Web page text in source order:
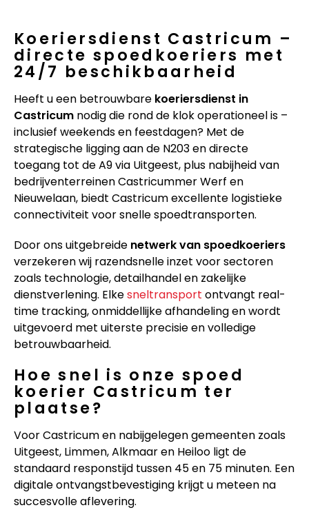
Koeriersdienst Castricum –
directe spoedkoeriers met
24/7 beschikbaarheid
Heeft u een betrouwbare koeriersdienst in
Castricum nodig die rond de klok operationeel is –
inclusief weekends en feestdagen? Met de
strategische ligging aan de N203 en directe
toegang tot de A9 via Uitgeest, plus nabijheid van
bedrijventerreinen Castricummer Werf en
Nieuwelaan, biedt Castricum excellente logistieke
connectiviteit voor snelle spoedtransporten.
Door ons uitgebreide netwerk van spoedkoeriers
verzekeren wij razendsnelle inzet voor sectoren
zoals technologie, detailhandel en zakelijke
dienstverlening. Elkesneltransport ontvangt real-
time tracking, onmiddellijke afhandeling en wordt
uitgevoerd met uiterste precisie en volledige
betrouwbaarheid.
Hoe snel is onze spoed
koerier Castricum ter
plaatse?
Voor Castricum en nabijgelegen gemeenten zoals
Uitgeest, Limmen, Alkmaar en Heiloo ligt de
standaard responstijd tussen 45 en 75 minuten. Een
digitale ontvangstbevestiging krijgt u meteen na
succesvolle aflevering.